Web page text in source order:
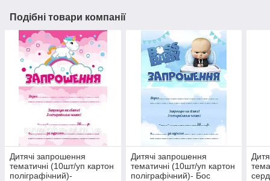
Подібні товари компанії
Дитячі запрошення
тематичні (10шт/уп картон
поліграфічний)-
Дитячі запрошення
тематичні (10шт/уп картон
поліграфічний)- Бос